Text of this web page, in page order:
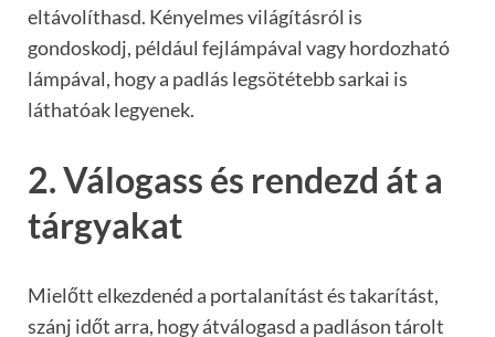
eltávolíthasd. Kényelmes világításról is
gondoskodj, például fejlámpával vagy hordozható
lámpával, hogy a padlás legsötétebb sarkai is
láthatóak legyenek.
2. Válogass és rendezd át a
tárgyakat
Mielőtt elkezdenéd a portalanítást és takarítást,
szánj időt arra, hogy átválogasd a padláson tárolt